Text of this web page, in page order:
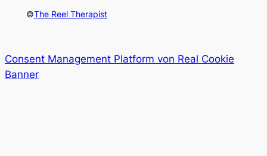
©The Reel Therapist
Consent Management Platform von Real Cookie
Banner